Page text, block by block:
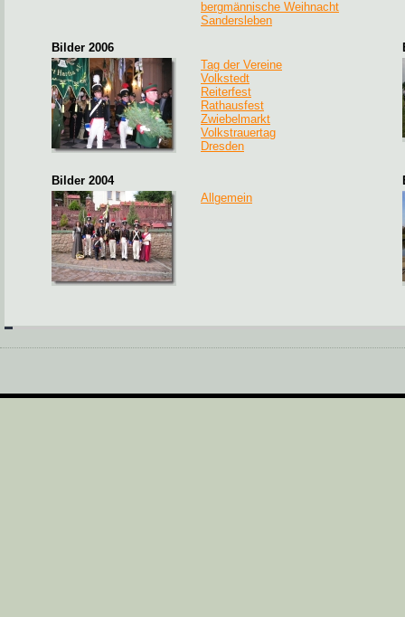
bergmännische Weihnacht
Sandersleben
Bilder 2006
Tag der Vereine
Volkstedt
Reiterfest
Rathausfest
Zwiebelmarkt
Volkstrauertag
Dresden
Bilder 2004
Allgemein